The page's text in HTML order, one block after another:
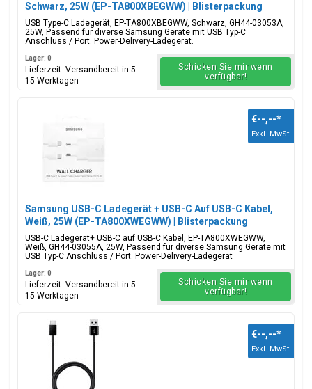
Schwarz, 25W (EP-TA800XBEGWW) | Blisterpackung
USB Type-C Ladegerät, EP-TA800XBEGWW, Schwarz, GH44-03053A,
25W, Passend für diverse Samsung Geräte mit USB Typ-C
Anschluss / Port. Power-Delivery-Ladegerät.
Lager: 0
Lieferzeit: Versandbereit in 5 -
15 Werktagen
Schicken Sie mir wenn
verfügbar!
Samsung USB-C Ladegerät + USB-C Auf USB-C Kabel,
Weiß, 25W (EP-TA800XWEGWW) | Blisterpackung
USB-C Ladegerät+ USB-C auf USB-C Kabel, EP-TA800XWEGWW,
Weiß, GH44-03055A, 25W, Passend für diverse Samsung Geräte mit
USB Typ-C Anschluss / Port. Power-Delivery-Ladegerät
€--,--*
Exkl. MwSt.
Lager: 0
Lieferzeit: Versandbereit in 5 -
15 Werktagen
Schicken Sie mir wenn
verfügbar!
€--,--*
Exkl. MwSt.